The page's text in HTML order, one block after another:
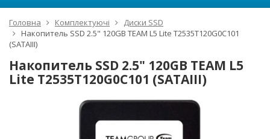
Головна Комплектуючі
Диски SSD
Накопитель SSD 2.5" 120GB TEAM L5 Lite T2535T120G0C101
(SATAIII)
Накопитель SSD 2.5" 120GB TEAM L5
Lite T2535T120G0C101 (SATAIII)